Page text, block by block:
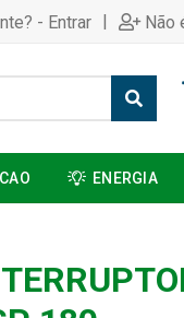
- Entrar | Não
ENERGIA